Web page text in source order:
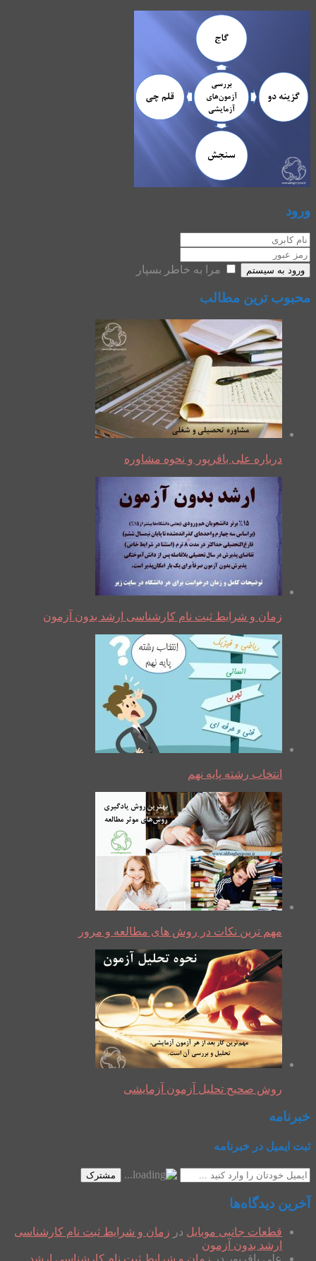
ورود
ورود به سیستم مرا به خاطر بسپار
محبوب ترین مطالب
درباره علی باقرپور و نحوه مشاوره
زمان و شرایط ثبت نام کارشناسی ارشد بدون آزمون
انتخاب رشته پایه نهم
مهم ترین نکات در روش های مطالعه و مرور
روش صحیح تحلیل آزمون آزمایشی
خبرنامه
ثبت ایمیل در خبرنامه
مشترک
آخرین دیدگاه‌ها
قطعات جانبی موبایل در زمان و شرایط ثبت نام کارشناسی
ارشد بدون آزمون
علی باقرپور در زمان و شرایط ثبت نام کارشناسی ارشد